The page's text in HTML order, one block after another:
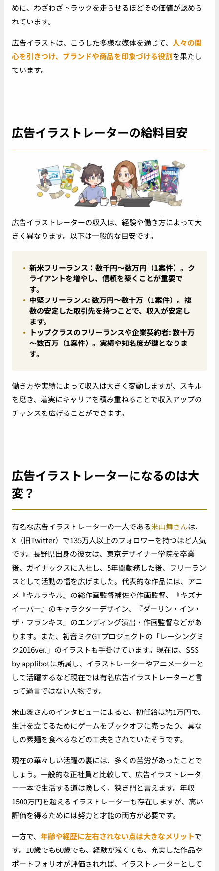
めに、わざわざトラックを走らせるほどその価値が認めら
れています。
広告イラストは、こうした多様な媒体を通じて、 人々の関
心を引きつけ、ブランドや商品を印象づける役割を果たし
ています。
広告イラストレーターの給料目安
広告イラストレーターの収入は、経験や働き方によって大
きく異なります。以下は一般的な目安です。
新米フリーランス ：数千円～数万円（1案件）。ク
ライアントを増やし、信頼を築くことが重要で
す。
中堅フリーランス: 数万円～数十万（1案件）。複
数の安定した取引先を持つことで、収入が安定し
ます。
トップクラスのフリーランスや企業契約者:数十万
～数百万（1案件）。実績や知名度が鍵となりま
す。
働き方や実績によって収入は大きく変動しますが、スキル
を磨き、着実にキャリアを積み重ねることで収入アップの
チャンスを広げることができます。
広告イラストレーターになるのは大
変？
有名な広告イラストレーターの一人である米山舞さんは、
X（旧Twitter）で135万人以上のフォロワーを持つほど人気
です。長野県出身の彼女は、東京デザイナー学院を卒業
後、ガイナックスに入社し、5年間勤務した後、フリーラン
スとして活動の幅を広げました。代表的な作品には、アニ
メ『キルラキル』の総作画監督補佐や作画監督、『キズナ
イーバー』のキャラクターデザイン、『ダーリン・イン・
ザ・フランキス』のエンディング演出・作画監督などがあ
ります。また、初音ミクGTプロジェクトの「レーシングミ
ク2016ver.」のイラストも手掛けています。現在は、SSS
by applibotに所属し、イラストレーターやアニメーターと
して活躍するなど現在では有名広告イラストレーターと言
って過言ではない人物です。
米山舞さんのインタビューによると、初任給は約1万円で、
生計を立てるためにゲームをブックオフに売ったり、具な
しの素麺を食べるなどの工夫をされていたそうです。
現在の華々しい活躍の裏には、多くの苦労があったことで
しょう。一般的な正社員と比較して、広告イラストレータ
ー一本で生活する道は険しく、狭き門と言えます。年収
1500万円を超えるイラストレーターも存在しますが、高い
評価を得るためには努力と才能の両方が必要です。
一方で、 年齢や経歴に左右されない点は大きなメリットで
す。10歳でも60歳でも、経験が浅くても、充実した作品や
ポートフォリオが評価されれば、イラストレーターとして